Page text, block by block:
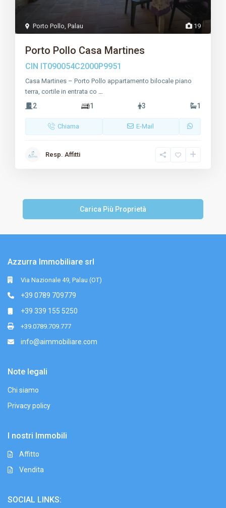
19
Porto Pollo ,Palau
Porto Pollo Casa Martines
CIN IT090054C2000P9951
Casa Martines – Porto Pollo appartamento bilocale piano
terra, cortile in entrata co
2 1 3 1
Chiama E-Mail
Resp. Affitti
Azzurra Immobiliare srl
Via Nazionale 49, Palau (OT)
+39 0789 709779
+39 339 155 5250
+39.0789.709.777
info@aimmobiliare.com
Note legali
Chi siamo
Privacy policy
I nostri Immobili
Affitto
Vendita
SOCIAL LINKS: